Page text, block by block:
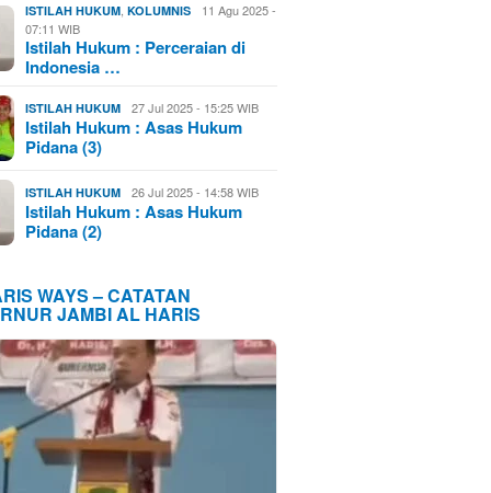
ISTILAH HUKUM ,KOLUMNIS
11 Agu 2025 -
07:11 WIB
Istilah Hukum : Perceraian di
Indonesia …
ISTILAH HUKUM 27 Jul 2025 - 15:25 WIB
Istilah Hukum : Asas Hukum
Pidana (3)
ISTILAH HUKUM 26 Jul 2025 - 14:58 WIB
Istilah Hukum : Asas Hukum
Pidana (2)
WAYS – CATATAN
JAMBI AL HARIS